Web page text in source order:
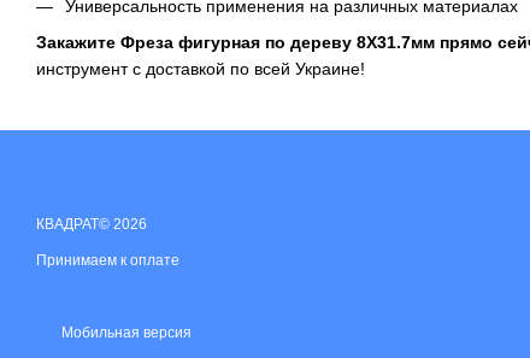
Универсальность применения на различных материалах
Закажите Фреза фигурная по дереву 8X31.7мм прямо
инструмент с доставкой по всей Украине!
КВАДРАТ© 2026
Принимаем к оплате
Мобильная версия